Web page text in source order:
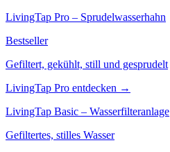
LivingTap Pro – Sprudelwasserhahn
Bestseller
Gefiltert, gekühlt, still und gesprudelt
LivingTap Pro entdecken →
LivingTap Basic – Wasserfilteranlage
Gefiltertes, stilles Wasser